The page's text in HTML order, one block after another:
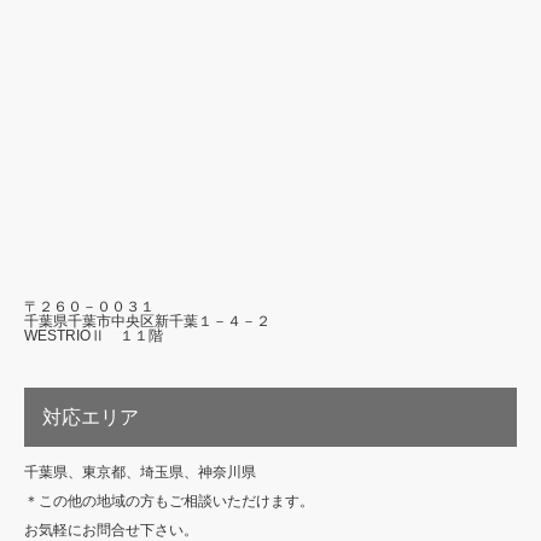
〒２６０－００３１
千葉県千葉市中央区新千葉１－４－２
WESTRIOⅡ １１階
対応エリア
千葉県、東京都、埼玉県、神奈川県
＊この他の地域の方もご相談いただけます。
お気軽にお問合せ下さい。